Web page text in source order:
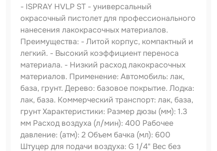
Ёмкость
Клейкие листы
Крышка для ёмкости
Материалы для вклейки стекол
Набор для вклейки стёкол
Автоэмали
- ISPRAY HVLP ST - универсальный
окрасочный пистолет для профессионального
нанесения лакокрасочных материалов.
Преимущества: - Литой корпус, компактный и
легкий. - Высокий коэффициент переноса
материала. - Низкий расход лакокрасочных
материалов. Применение: Автомобиль: лак,
база, грунт. Дерево: базовое покрытие. Лодка:
лак, база. Коммерческий транспорт: лак, база,
грунт Характеристики: Размер дюзы (мм): 1.3
мм Расход воздуха (л/мин): 400 Рабочее
давление: (атм): 2 Объем бачка (мл): 600
Штуцер для подачи воздуха: G 1/4" Вес без